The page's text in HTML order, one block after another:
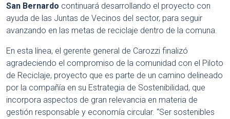
San Bernardo continuará desarrollando el proyecto con
ayuda de las Juntas de Vecinos del sector, para seguir
avanzando en las metas de reciclaje dentro de la comuna.
En esta línea, el gerente general de Carozzi finalizó
agradeciendo el compromiso de la comunidad con el Piloto
de Reciclaje, proyecto que es parte de un camino delineado
por la compañía en su Estrategia de Sostenibilidad, que
incorpora aspectos de gran relevancia en materia de
gestión responsable y economía circular. “Ser sostenibles